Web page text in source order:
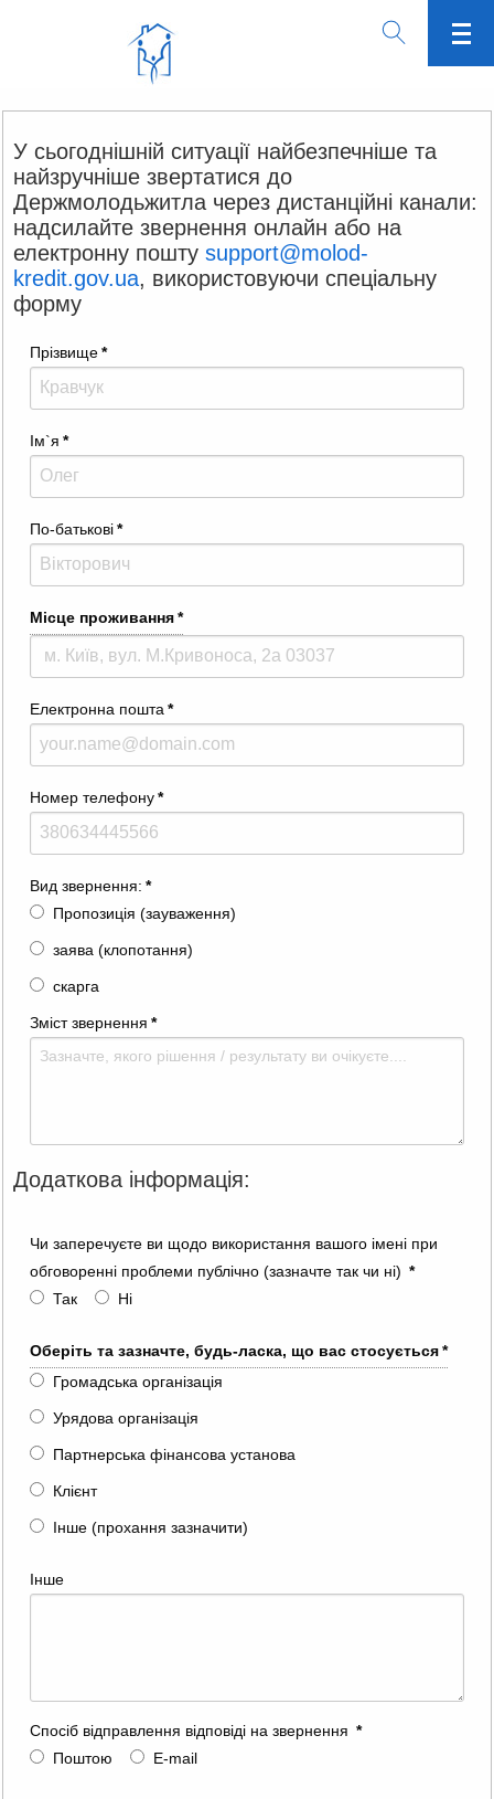
У сьогоднішній ситуації найбезпечніше та
найзручніше звертатися до
Держмолодьжитла через дистанційні канали:
надсилайте звернення онлайн або на
електронну пошту support@molod-
kredit.gov.ua, використовуючи спеціальну
форму
Прізвище *
Ім`я *
По-батькові *
Місце проживання *
Електронна пошта *
Номер телефону *
Вид звернення: *
Пропозиція (зауваження)
заява (клопотання)
скарга
Зміст звернення *
Додаткова інформація:
Чи заперечуєте ви щодо використання вашого імені при
обговоренні проблеми публічно (зазначте так чи ні) *
Так
Ні
Оберіть та зазначте, будь-ласка, що вас стосується *
Громадська організація
Урядова організація
Партнерська фінансова установа
Клієнт
Інше (прохання зазначити)
Інше
Спосіб відправлення відповіді на звернення *
Поштою
E-mail